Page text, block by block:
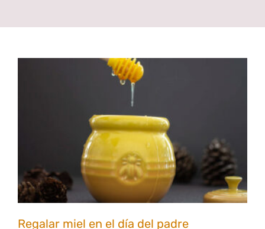
Regalar miel en el día del padre